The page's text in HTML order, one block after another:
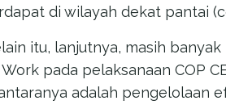
di wilayah dekat pantai
itu, lanjutnya, masih
pada pelaksanaan COP
adalah pengelolaan